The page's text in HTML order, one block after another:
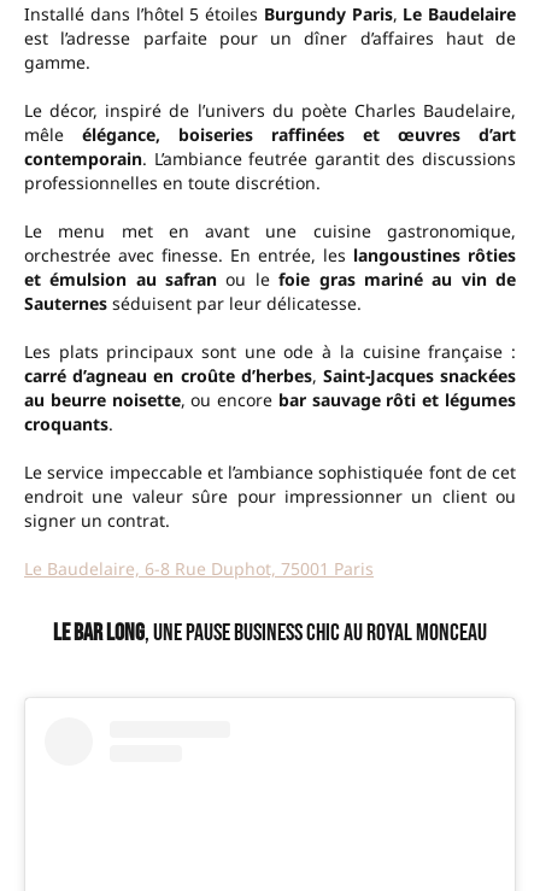
Installé dans l’hôtel 5 étoiles Burgundy Paris, Le Baudelaire
est l’adresse parfaite pour un dîner d’affaires haut de
gamme.
Le décor, inspiré de l’univers du poète Charles Baudelaire,
mêle élégance, boiseries raffinées et œuvres d’art
contemporain. L’ambiance feutrée garantit des discussions
professionnelles en toute discrétion.
Le menu met en avant une cuisine gastronomique,
orchestrée avec finesse. En entrée, les langoustines rôties
et émulsion au safran ou lefoie gras mariné au vin de
Sauternes séduisent par leur délicatesse.
Les plats principaux sont une ode à la cuisine française :
carré d’agneau en croûte d’herbes, Saint-Jacques snackées
au beurre noisette, ou encore bar sauvage rôti et légumes
croquants.
Le service impeccable et l’ambiance sophistiquée font de cet
endroit une valeur sûre pour impressionner un client ou
signer un contrat.
Le Baudelaire, 6-8 Rue Duphot, 75001 Paris
Le Bar Long, une pause business chic au Royal Monceau